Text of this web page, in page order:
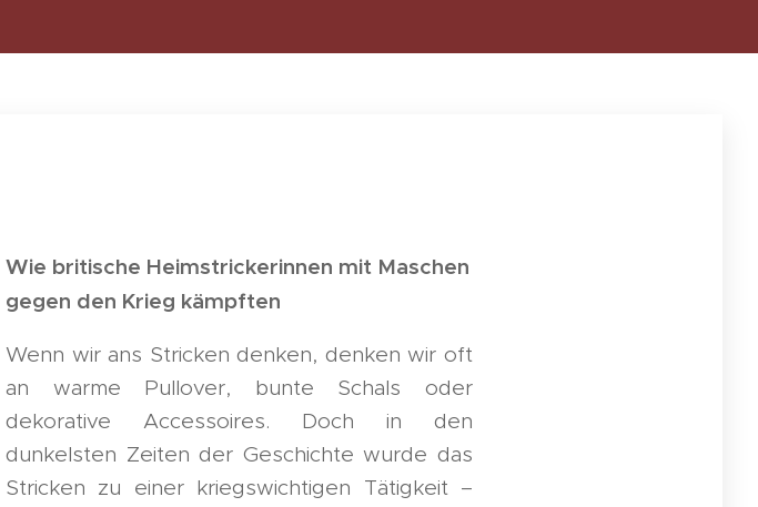
Wie britische Heimstrickerinnen mit Maschen
gegen den Krieg kämpften
Wenn wir ans Stricken denken, denken wir oft
an warme Pullover, bunte Schals oder
dekorative Accessoires. Doch in den
dunkelsten Zeiten der Geschichte wurde das
Stricken zu einer kriegswichtigen Tätigkeit –